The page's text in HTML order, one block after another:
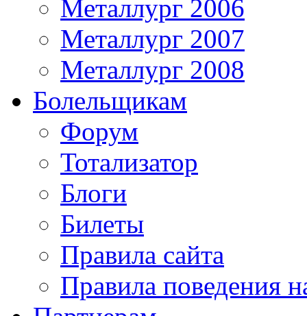
Металлург 2006
Металлург 2007
Металлург 2008
Болельщикам
Форум
Тотализатор
Блоги
Билеты
Правила сайта
Правила поведения